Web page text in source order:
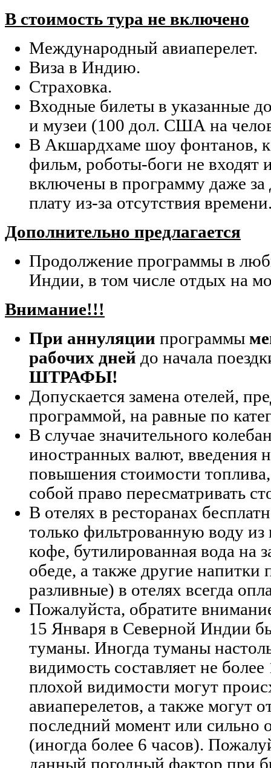
В стоимость тура не включено
Международный авиаперелет.
Виза в Индию.
Страховка.
Входные билеты в указанные
и музеи (100 дол. США на
В Акшардхаме шоу фонтанов,
фильм, роботы-боги не входят
включены в программу даже
плату из-за отсутствия
Дополнительно предлагается
Продолжение программы в
Индии, в том числе отдых на
Внимание!!!
При аннуляции программы
рабочих дней до начала
ШТРАФЫ!
Допускается замена отелей,
программой, на равные по
В случае значительного
иностранных валют, введения
повышения стоимости
собой право пересматривать
В отелях в ресторанах
только фильтрованную воду
кофе, бутилированная вода на
обеде, а также другие
разливные) в отелях всегда
Пожалуйста, обратите
15 Января в Северной Индии
туманы. Иногда туманы
видимость составляет не
плохой видимости могут
авиаперелетов, а также могут
последний момент или сильно
(иногда более 6 часов).
данный погодный фактор при